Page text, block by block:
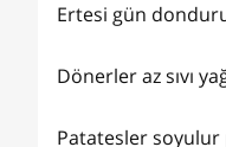
Ertesi gün
Dönerler az sıvı
Patatesler soyulur